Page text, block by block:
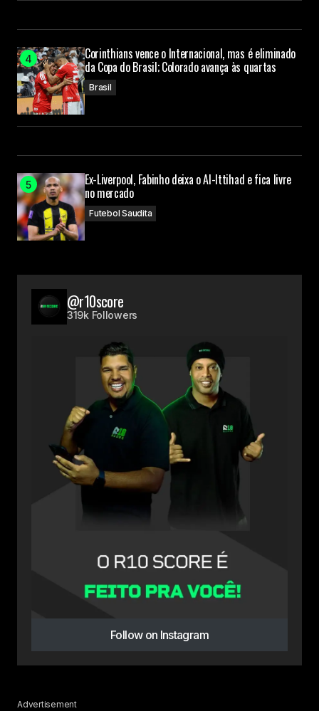
Corinthians vence o Internacional, mas é eliminado
da Copa do Brasil; Colorado avança às quartas
Brasil
Ex-Liverpool, Fabinho deixa o Al-Ittihad e fica livre
no mercado
Futebol Saudita
@r10score
319k Followers
Follow on Instagram
Advertisement